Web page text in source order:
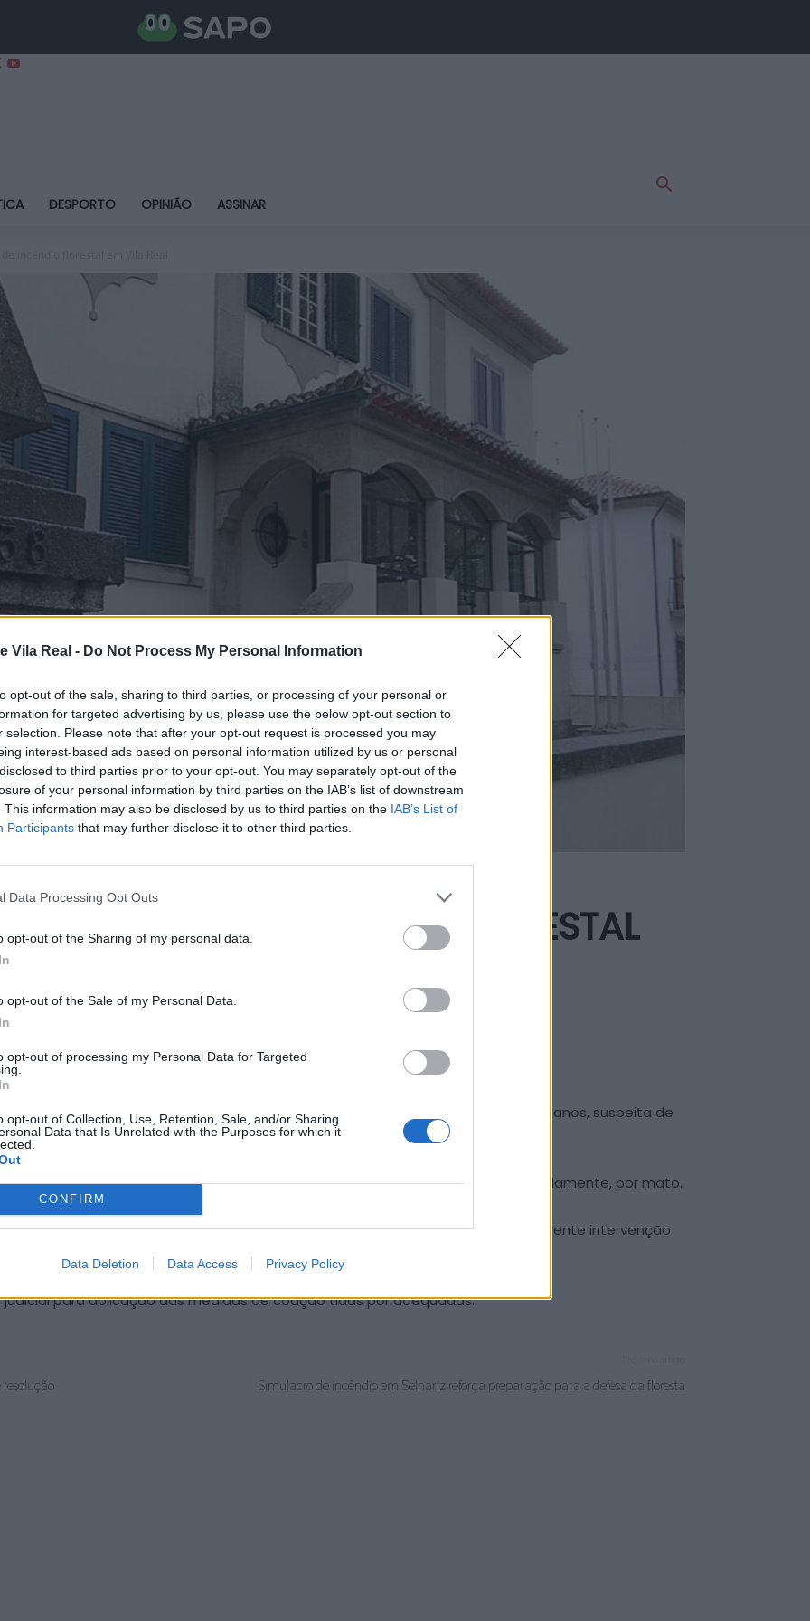
Vila Real - Do Not Process My Personal Information
opt-out of the sale, sharing to third parties, or processing of your personal or
for targeted advertising by us, please use the below opt-out section to
selection. Please note that after your opt-out request is processed you may
interest-based ads based on personal information utilized by us or personal
to third parties prior to your opt-out. You may separately opt-out of the
of your personal information by third parties on the IAB’s list of downstream
This information may also be disclosed by us to third parties on the IAB’s List of
Participants that may further disclose it to other third parties.
Data Processing Opt Outs
opt-out of the Sharing of my personal data.
opt-out of the Sale of my Personal Data.
opt-out of processing my Personal Data for Targeted
opt-out of Collection, Use, Retention, Sale, and/or Sharing
Data that Is Unrelated with the Purposes for which it
CONFIRM
Data Deletion Data Access Privacy Policy
DESPORTO OPINIÃO ASSINAR
SUSPEITA DE INCÊNDIO FLORESTAL
de Investigação Criminal de Vila Real, identificou e deteve uma mulher, de 31 anos, suspeita de
no concelho de Vila Real.
15H00, o incêndio consumiu uma área de mancha florestal constituída, maioritariamente, por mato.
que apenas não foram consumidos devido à rápida deteção e subsequente intervenção
bombeiros.
para aplicação das medidas de coação tidas por adequadas.
Simulacro de incêndio em Selhariz reforça preparação para a defesa da floresta